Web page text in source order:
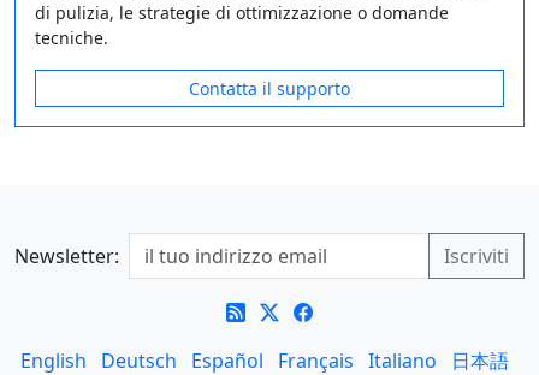
di pulizia, le strategie di ottimizzazione o domande
tecniche.
Contatta il supporto
Newsletter:
English Deutsch Español Français Italiano
日本語